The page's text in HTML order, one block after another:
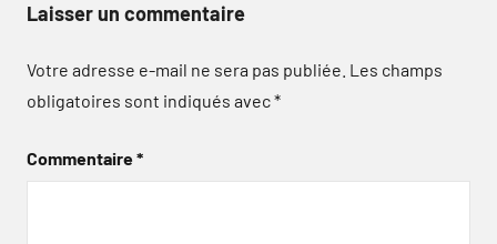
Laisser un commentaire
Votre adresse e-mail ne sera pas publiée. Les champs
obligatoires sont indiqués avec*
Commentaire*